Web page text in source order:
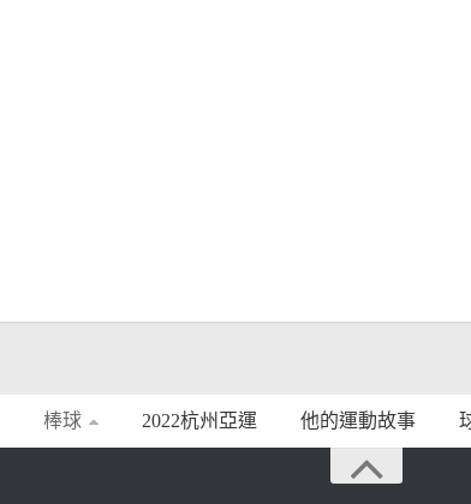
棒球 2022杭州亞運 他的運動故事